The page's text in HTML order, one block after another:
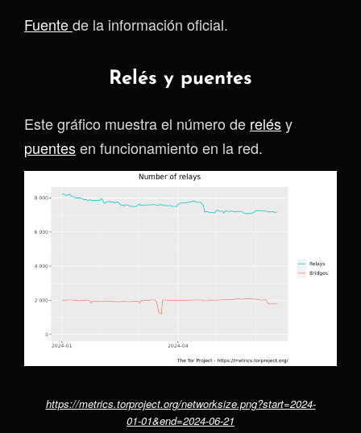
Fuentede la información oficial.
Relés y puentes
Este gráfico muestra el número de relésy
puentesen funcionamiento en la red.
https://metrics.torproject.org/networksize.png?start=2024-
01-01&end=2024-06-21